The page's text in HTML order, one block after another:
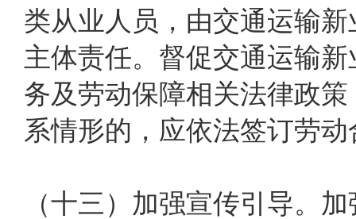
类从业人员，由交通运输
主体责任。督促交通运输
务及劳动保障相关法律政
系情形的，应依法签订劳动
（十三）加强宣传引导。